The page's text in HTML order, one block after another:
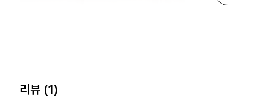
리뷰 (1)